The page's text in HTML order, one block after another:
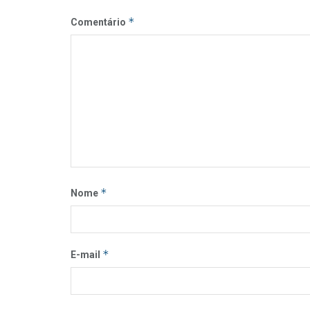
Comentário *
Nome *
E-mail *